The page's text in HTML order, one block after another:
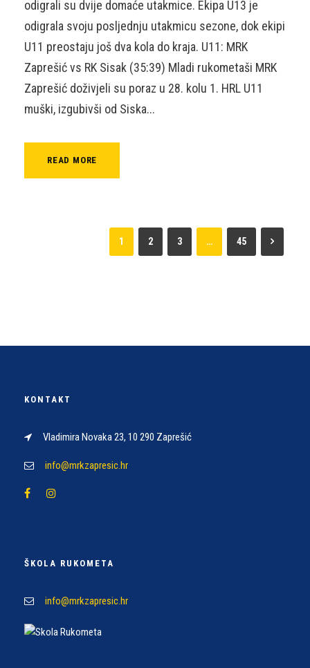
odigrali su dvije domaće utakmice. Ekipa U13 je
odigrala svoju posljednju utakmicu sezone, dok ekipi
U11 preostaju još dva kola do kraja. U11: MRK
Zaprešić vs RK Sisak (35:39) Mladi rukometaši MRK
Zaprešić doživjeli su poraz u 28. kolu 1. HRL U11
muški, izgubivši od Siska...
READ MORE
1 2 3 … 45
KONTAKT
Vladimira Novaka 23, 10 290 Zaprešić
info@mrkzapresic.hr
ŠKOLA RUKOMETA
info@mrkzapresic.hr